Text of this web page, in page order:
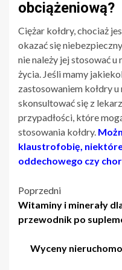
obciążeniową?
Ciężar kołdry, chociaż
okazać się
nie należy jej stosować
życia. Jeśli mamy
zastosowaniem kołdry
skonsultować się z
przypadłości, które
stosowania kołdry.
klaustrofobię,
oddechowego czy
Nawigacja
wpisu
Poprzedni
Witaminy i minerały
przewodnik po
Wyceny